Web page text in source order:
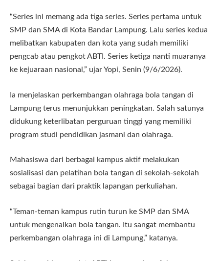
“Series ini memang ada tiga series. Series pertama untuk
SMP dan SMA di Kota Bandar Lampung. Lalu series kedua
melibatkan kabupaten dan kota yang sudah memiliki
pengcab atau pengkot ABTI. Series ketiga nanti muaranya
ke kejuaraan nasional,” ujar Yopi, Senin (9/6/2026).
Ia menjelaskan perkembangan olahraga bola tangan di
Lampung terus menunjukkan peningkatan. Salah satunya
didukung keterlibatan perguruan tinggi yang memiliki
program studi pendidikan jasmani dan olahraga.
Mahasiswa dari berbagai kampus aktif melakukan
sosialisasi dan pelatihan bola tangan di sekolah-sekolah
sebagai bagian dari praktik lapangan perkuliahan.
“Teman-teman kampus rutin turun ke SMP dan SMA
untuk mengenalkan bola tangan. Itu sangat membantu
perkembangan olahraga ini di Lampung,” katanya.